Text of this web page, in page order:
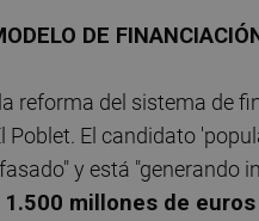
DE
reforma del sistema de
El candidato
y está "generando
millones de